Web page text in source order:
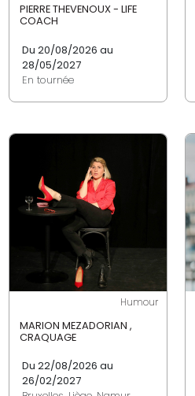
PIERRE THEVENOUX - LIFE
COACH
Du 20/08/2026 au
28/05/2027
En tournée
Humour
MARION MEZADORIAN ,
CRAQUAGE
Du 22/08/2026 au
26/02/2027